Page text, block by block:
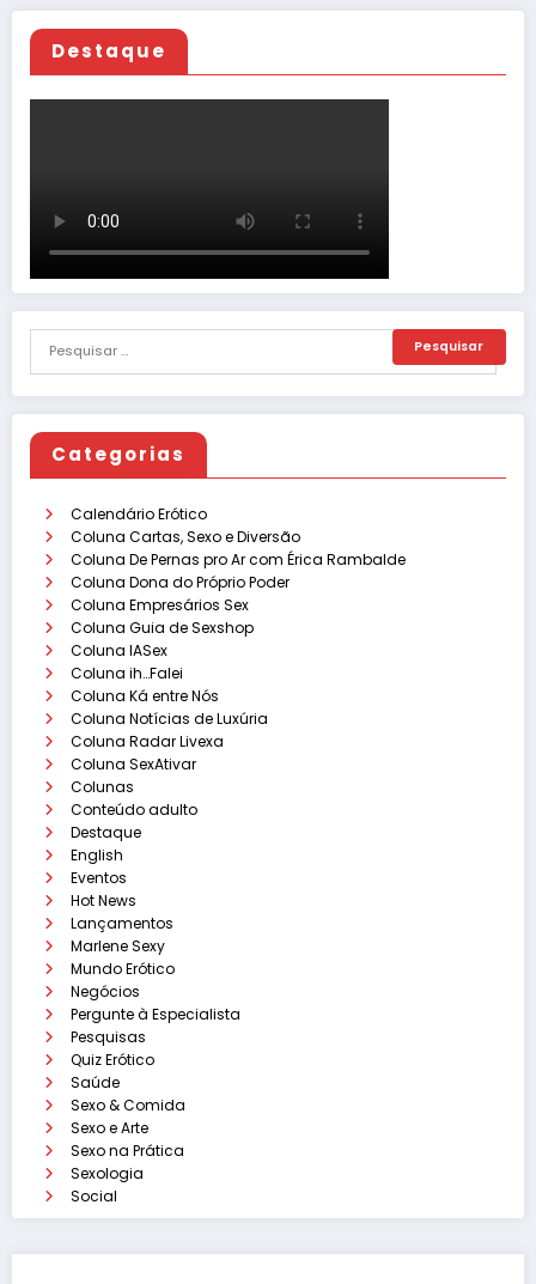
Destaque
Categorias
Calendário Erótico
Coluna Cartas, Sexo e Diversão
Coluna De Pernas pro Ar com Érica Rambalde
Coluna Dona do Próprio Poder
Coluna Empresários Sex
Coluna Guia de Sexshop
Coluna IASex
Coluna ih…Falei
Coluna Ká entre Nós
Coluna Notícias de Luxúria
Coluna Radar Livexa
Coluna SexAtivar
Colunas
Conteúdo adulto
Destaque
English
Eventos
Hot News
Lançamentos
Marlene Sexy
Mundo Erótico
Negócios
Pergunte à Especialista
Pesquisas
Quiz Erótico
Saúde
Sexo & Comida
Sexo e Arte
Sexo na Prática
Sexologia
Social